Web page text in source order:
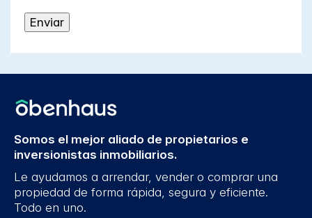
Somos el mejor aliado de propietarios e
inversionistas inmobiliarios.
Le ayudamos a arrendar, vender o comprar una
propiedad de forma rápida, segura y eficiente.
Todo en uno.